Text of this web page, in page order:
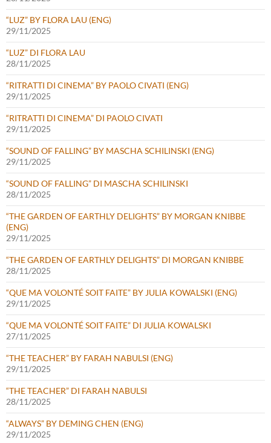
“LUZ” BY FLORA LAU (ENG)
29/11/2025
“LUZ” DI FLORA LAU
28/11/2025
“RITRATTI DI CINEMA” BY PAOLO CIVATI (ENG)
29/11/2025
“RITRATTI DI CINEMA” DI PAOLO CIVATI
29/11/2025
“SOUND OF FALLING” BY MASCHA SCHILINSKI (ENG)
29/11/2025
“SOUND OF FALLING” DI MASCHA SCHILINSKI
28/11/2025
“THE GARDEN OF EARTHLY DELIGHTS” BY MORGAN KNIBBE
(ENG)
29/11/2025
“THE GARDEN OF EARTHLY DELIGHTS” DI MORGAN KNIBBE
28/11/2025
“QUE MA VOLONTÉ SOIT FAITE” BY JULIA KOWALSKI (ENG)
29/11/2025
“QUE MA VOLONTÉ SOIT FAITE” DI JULIA KOWALSKI
27/11/2025
“THE TEACHER” BY FARAH NABULSI (ENG)
29/11/2025
“THE TEACHER” DI FARAH NABULSI
28/11/2025
“ALWAYS” BY DEMING CHEN (ENG)
29/11/2025